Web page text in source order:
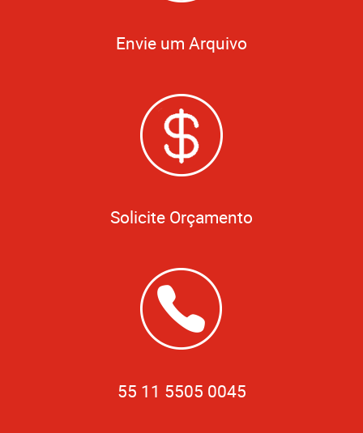
Envie um Arquivo
Solicite Orçamento
55 11 5505 0045